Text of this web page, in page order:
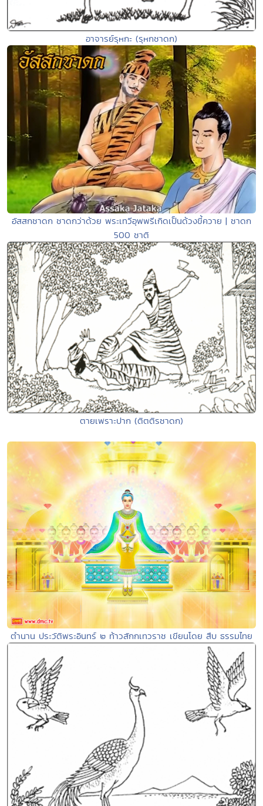
อาจารย์รุหกะ (รุหกชาดก)
อัสสกชาดก ชาดกว่าด้วย พระเทวีอุพพรีเกิดเป็นด้วงขี้ควาย | ชาดก
500 ชาติ
ตายเพราะปาก (ติตติรชาดก)
ตำนาน ประวัติพระอินทร์ ๒ ท้าวสักกเทวราช เขียนโดย สืบ ธรรมไทย